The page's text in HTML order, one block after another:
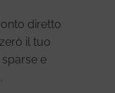
diretto
il tuo
e